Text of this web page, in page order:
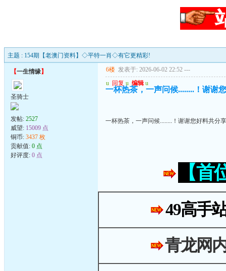
主题 : 154期【老澳门资料】◇平特一肖◇有它更精彩!
【一生情缘】
圣骑士
发帖: 2527
威望: 15009 点
铜币: 3437 枚
贡献值: 0 点
好评度: 0 点
6楼 发表于: 2026-06-02 22:52 ---
u 回复 u 编辑 u
一杯热茶，一声问候........！谢谢
一杯热茶，一声问候........！谢谢您好料共分
【
49高手
青龙网